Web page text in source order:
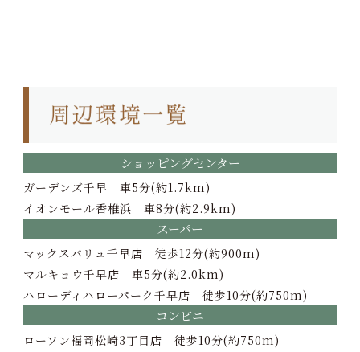
ショッピングセンター
ガーデンズ千早 車5分(約1.7km)
イオンモール香椎浜 車8分(約2.9km)
スーパー
マックスバリュ千早店 徒歩12分(約900m)
マルキョウ千早店 車5分(約2.0km)
ハローディハローパーク千早店 徒歩10分(約750m)
コンビニ
ローソン福岡松崎3丁目店 徒歩10分(約750m)